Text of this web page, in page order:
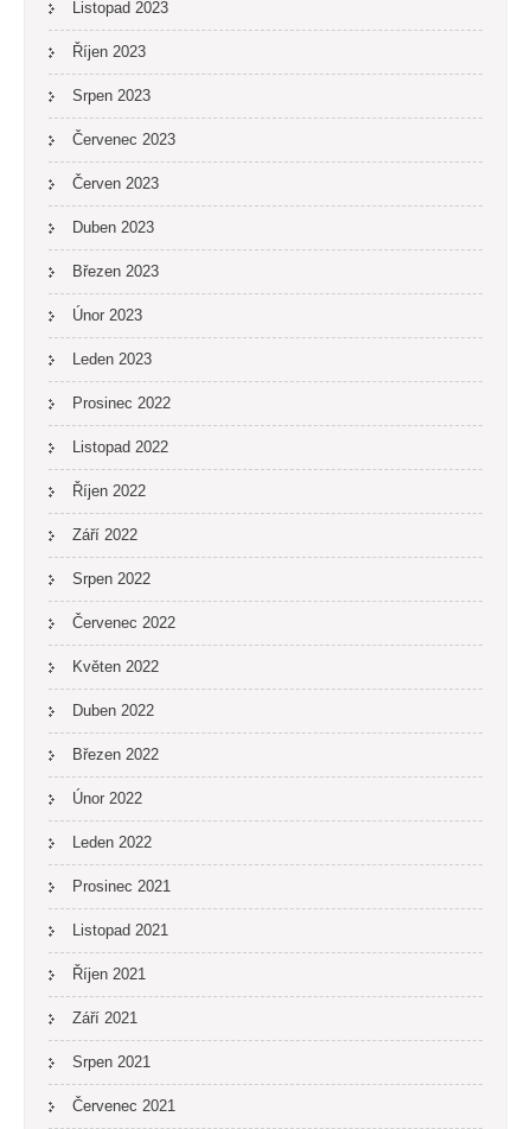
Listopad 2023
Říjen 2023
Srpen 2023
Červenec 2023
Červen 2023
Duben 2023
Březen 2023
Únor 2023
Leden 2023
Prosinec 2022
Listopad 2022
Říjen 2022
Září 2022
Srpen 2022
Červenec 2022
Květen 2022
Duben 2022
Březen 2022
Únor 2022
Leden 2022
Prosinec 2021
Listopad 2021
Říjen 2021
Září 2021
Srpen 2021
Červenec 2021